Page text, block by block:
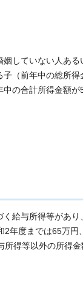
していない人ある
子（前年中の総所得
の合計所得金額が
給与所得等があり
2年度までは65万円
所得等以外の所得